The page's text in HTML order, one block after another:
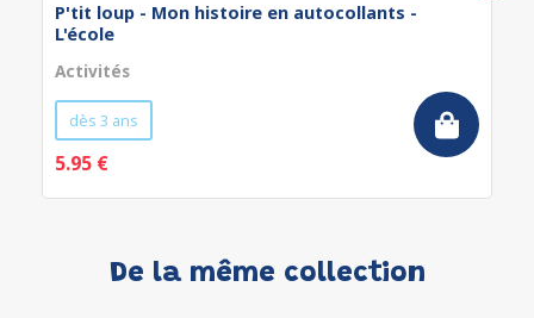
P'tit loup - Mon histoire en autocollants -
L'école
Activités
dès 3 ans
5.95 €
De la même collection